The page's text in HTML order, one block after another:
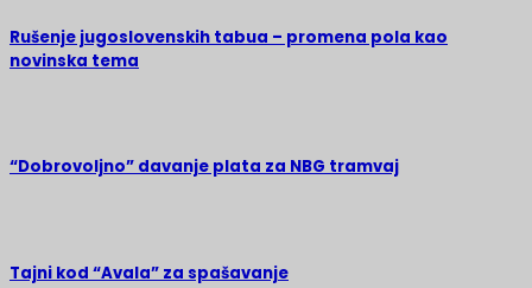
Rušenje jugoslovenskih tabua – promena pola kao
novinska tema
“Dobrovoljno” davanje plata za NBG tramvaj
Tajni kod “Avala” za spašavanje